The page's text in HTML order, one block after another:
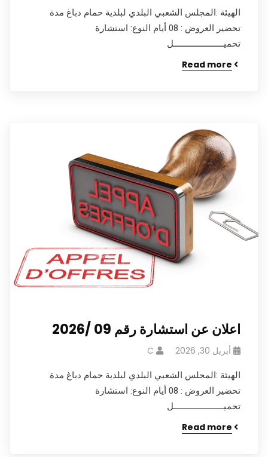
الهيئة :المجلس الشعبي البلدي لبلدية حمام دباغ مدة
تحضير العروض : 08 أيام النوع: استشارة
تحميـــــــــــــــــــــل
Read more
اعلان عن استشارة رقم 09 /2026
أبريل 30, 2026 C
الهيئة :المجلس الشعبي البلدي لبلدية حمام دباغ مدة
تحضير العروض : 08 أيام النوع: استشارة
تحميـــــــــــــــــــــل
Read more